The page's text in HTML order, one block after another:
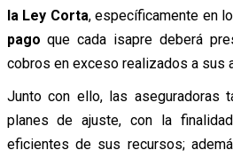
la Ley Corta, específicamente en
pago que cada isapre deberá
cobros en exceso realizados a sus
Junto con ello, las aseguradoras
planes de ajuste, con la
eficientes de sus recursos;